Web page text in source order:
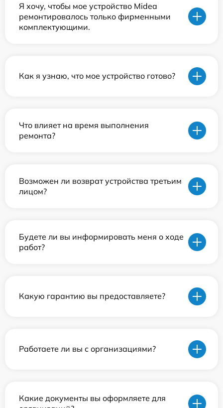
Я хочу, чтобы мое устройство Midea
ремонтировалось только фирменными
комплектующими.
Как я узнаю, что мое устройство готово?
Что влияет на время выполнения
ремонта?
Возможен ли возврат устройства третьим
лицом?
Будете ли вы информировать меня о ходе
работ?
Какую гарантию вы предоставляете?
Работаете ли вы с организациями?
Какие документы вы оформляете для